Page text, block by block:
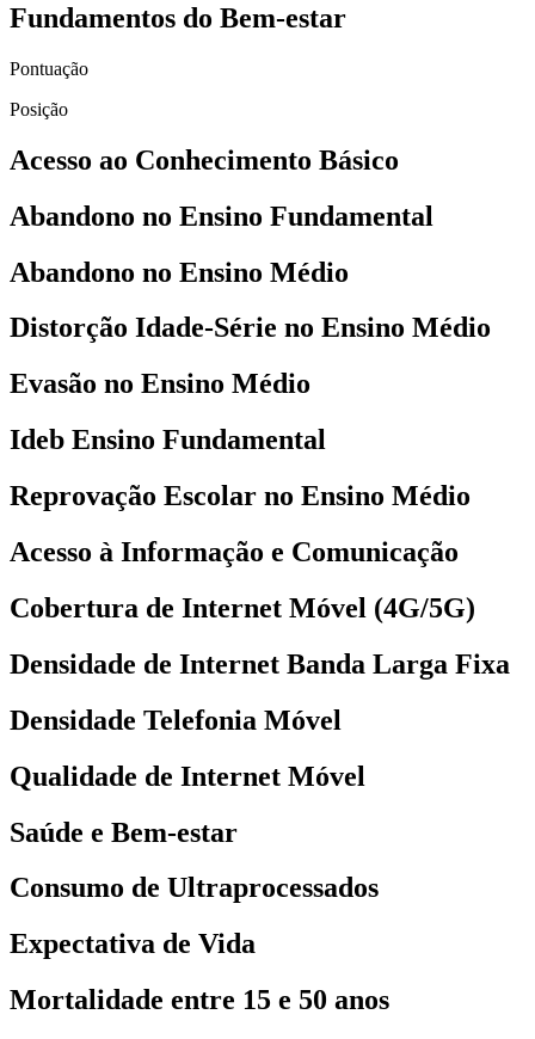
Fundamentos do Bem-estar
Pontuação
Posição
Acesso ao Conhecimento Básico
Abandono no Ensino Fundamental
Abandono no Ensino Médio
Distorção Idade-Série no Ensino Médio
Evasão no Ensino Médio
Ideb Ensino Fundamental
Reprovação Escolar no Ensino Médio
Acesso à Informação e Comunicação
Cobertura de Internet Móvel (4G/5G)
Densidade de Internet Banda Larga Fixa
Densidade Telefonia Móvel
Qualidade de Internet Móvel
Saúde e Bem-estar
Consumo de Ultraprocessados
Expectativa de Vida
Mortalidade entre 15 e 50 anos